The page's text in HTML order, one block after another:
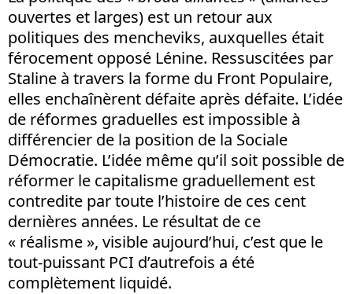
ouvertes et larges) est un retour aux
politiques des mencheviks, auxquelles était
férocement opposé Lénine. Ressuscitées par
Staline à travers la forme du Front Populaire,
elles enchaînèrent défaite après défaite. L’idée
de réformes graduelles est impossible à
différencier de la position de la Sociale
Démocratie. L’idée même qu’il soit possible de
réformer le capitalisme graduellement est
contredite par toute l’histoire de ces cent
dernières années. Le résultat de ce
« réalisme », visible aujourd’hui, c’est que le
tout-puissant PCI d’autrefois a été
complètement liquidé.